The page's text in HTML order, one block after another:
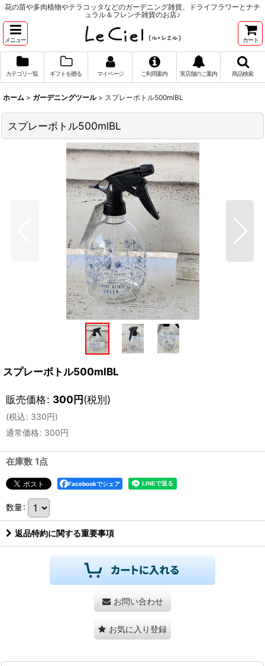
花の苗や多肉植物やテラコッタなどのガーデニング雑貨、ドライフラワーとナチ
ュラル＆フレンチ雑貨のお店♪
メニュー カート
カテゴリ一覧 ギフトを贈る マイページ ご利用案内 実店舗のご案内 商品検索
ホーム > ガーデニングツール > スプレーボトル500mlBL
スプレーボトル500mlBL
スプレーボトル500mlBL
販売価格: 300円(税別)
(税込: 330円)
通常価格: 300円
在庫数 1点
Facebookでシェア
数量:
返品特約に関する重要事項
お問い合わせ
お気に入り登録